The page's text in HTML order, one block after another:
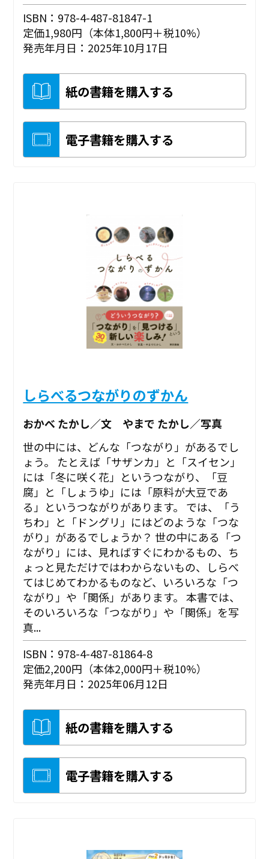
ISBN：978-4-487-81847-1
定価1,980円（本体1,800円＋税10%）
発売年月日：2025年10月17日
紙の書籍を購入する
電子書籍を購入する
しらべるつながりのずかん
おかべ たかし／文 やまで たかし／写真
世の中には、どんな「つながり」があるでし
ょう。 たとえば「サザンカ」と「スイセン」
には「冬に咲く花」というつながり、「豆
腐」と「しょうゆ」には「原料が大豆であ
る」というつながりがあります。 では、「う
ちわ」と「ドングリ」にはどのような「つな
がり」があるでしょうか？ 世の中にある「つ
ながり」には、見ればすぐにわかるもの、ち
ょっと見ただけではわからないもの、しらべ
てはじめてわかるものなど、いろいろな「つ
ながり」や「関係」があります。 本書では、
そのいろいろな「つながり」や「関係」を写
真...
ISBN：978-4-487-81864-8
定価2,200円（本体2,000円＋税10%）
発売年月日：2025年06月12日
紙の書籍を購入する
電子書籍を購入する